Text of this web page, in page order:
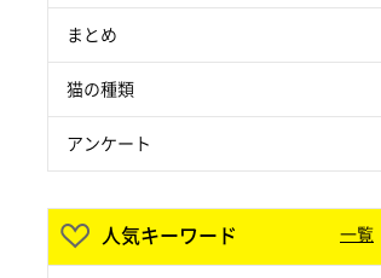
まとめ
猫の種類
アンケート
人気キーワード 一覧